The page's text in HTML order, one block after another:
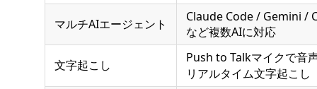
マルチAIエージェント
Claude Code / Gemini /
など複数AIに対応
文字起こし
Push to Talkマイクで音
リアルタイム文字起こし